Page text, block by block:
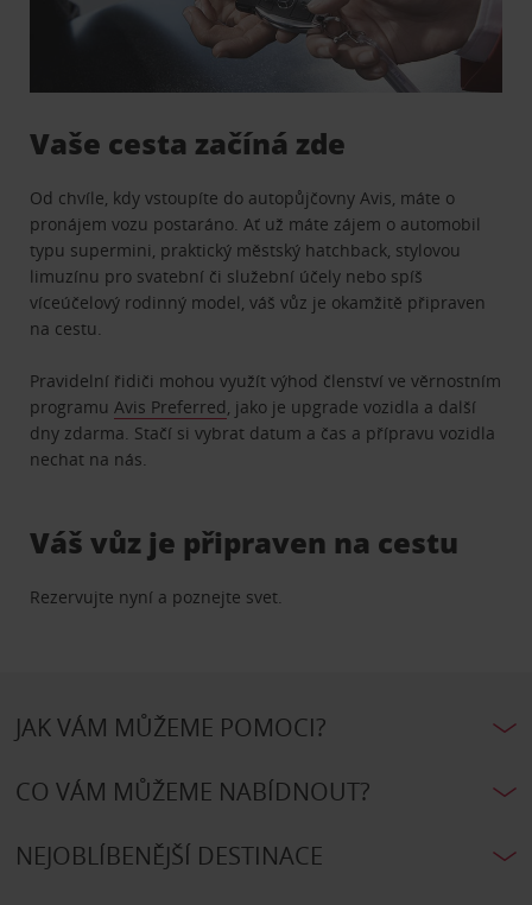
Vaše cesta začíná zde
Od chvíle, kdy vstoupíte do autopůjčovny Avis, máte o
pronájem vozu postaráno. Ať už máte zájem o automobil
typu supermini, praktický městský hatchback, stylovou
limuzínu pro svatební či služební účely nebo spíš
víceúčelový rodinný model, váš vůz je okamžitě připraven
na cestu.
Pravidelní řidiči mohou využít výhod členství ve věrnostním
programuAvis Preferred, jako je upgrade vozidla a další
dny zdarma. Stačí si vybrat datum a čas a přípravu vozidla
nechat na nás.
Váš vůz je připraven na cestu
Rezervujte nyní a poznejte svet.
JAK VÁM MŮŽEME POMOCI?
CO VÁM MŮŽEME NABÍDNOUT?
NEJOBLÍBENĚJŠÍ DESTINACE